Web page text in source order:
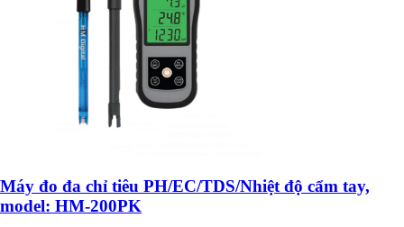
Máy đo đa chỉ tiêu PH/EC/TDS/Nhiệt độ cẩm tay,
model: HM-200PK